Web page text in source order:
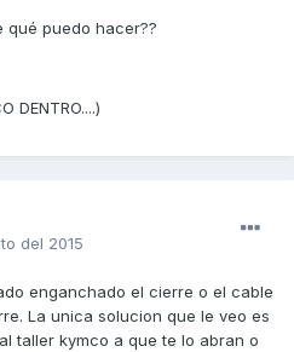
qué puedo hacer??
DENTRO....)
del 2015
enganchado el cierre o el cable
La unica solucion que le veo es
taller kymco a que te lo abran o